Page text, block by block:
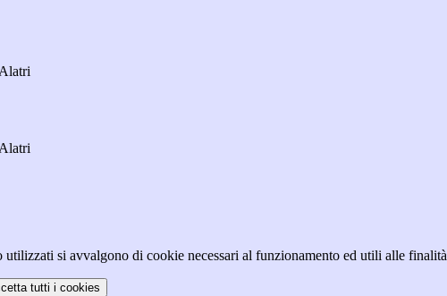
utilizzati si avvalgono di cookie necessari al funzionamento ed utili alle
tutti i cookies